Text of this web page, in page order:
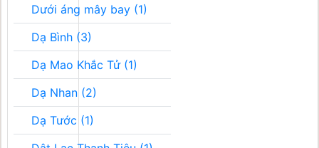
Dưới áng mây bay (1)
Dạ Bình (3)
Dạ Mao Khắc Tử (1)
Dạ Nhan (2)
Dạ Tước (1)